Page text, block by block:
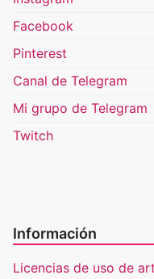
Facebook
Pinterest
Canal de Telegram
Mi grupo de Telegram
Twitch
Información
Licencias de uso de